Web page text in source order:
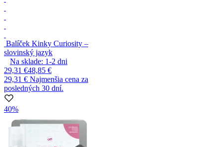
Balíček Kinky Curiosity –
slovinský jazyk
Na sklade: 1-2 dni
29,31 €48,85 €
29,31 € Najmenšia cena za
posledných 30 dní.
40%